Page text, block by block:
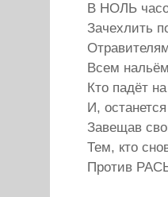
В НОЛЬ
Зачехлить
Всем
Кто падёт
И,
Завещав
Тем, кто
Против